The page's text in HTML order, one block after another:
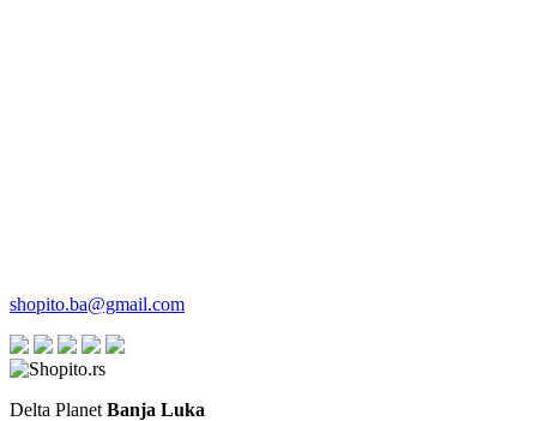
shopito.ba@gmail.com
Delta Planet Banja Luka